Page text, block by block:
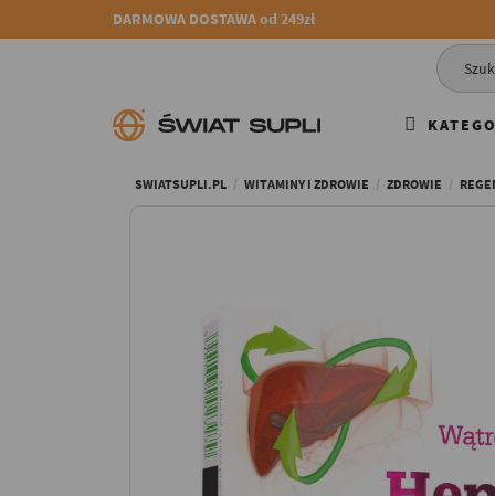
DARMOWA DOSTAWA od 249zł
SWIATSUPLI.PL WITAMINY I ZDROWIE ZDROWIE